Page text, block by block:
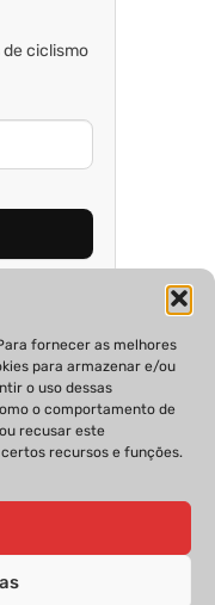
fornecer as melhores
para armazenar e/ou
o uso dessas
o comportamento de
recusar este
recursos e funções.
ciclismo
ESTATUTO EDITORIAL